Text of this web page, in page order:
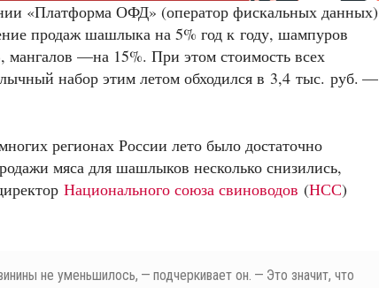
«Платформа ОФД» (оператор фискальных данных)
продаж шашлыка на 5% год к году, шампуров
—на 15%. При этом стоимость всех
набор этим летом обходился в 3,4 тыс. руб. —
регионах России лето было достаточно
мяса для шашлыков несколько снизились,
Национального союза свиноводов (НСС)
не уменьшилось, — подчеркивает он. — Это значит, что